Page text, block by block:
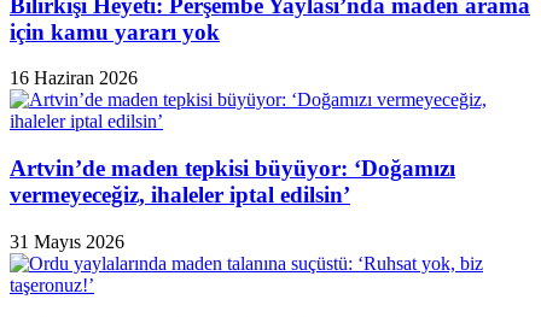
için kamu yararı yok
16 Haziran 2026
Artvin’de maden tepkisi büyüyor: ‘Doğamızı
vermeyeceğiz, ihaleler iptal edilsin’
31 Mayıs 2026